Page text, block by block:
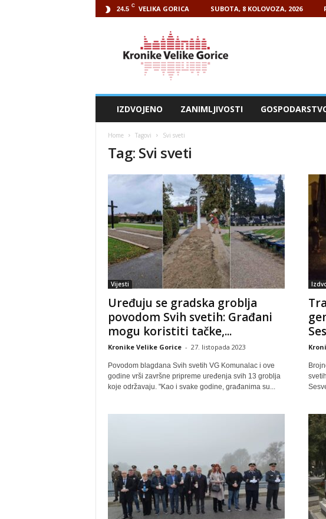
24.5 C VELIKA GORICA SUBOTA, 8 KOLOVOZA, 2026
IZDVOJENO ZANIMLJIVOSTI
Home Tagovi Svi sveti
Tag: Svi sveti
Vijesti
Uređuju se gradska groblja
povodom Svih svetih: Građani
mogu koristiti tačke,...
Kronike Velike Gorice - 27. listopada 2023
Povodom blagdana Svih svetih VG Komunalac i ove
godine vrši završne pripreme uređenja svih 13 groblja
koje održavaju. "Kao i svake godine, građanima su...